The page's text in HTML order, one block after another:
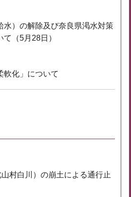
水）の解除及び奈良県渇水対策
（5月28日）
軟化」について
村白川）の崩土による通行止